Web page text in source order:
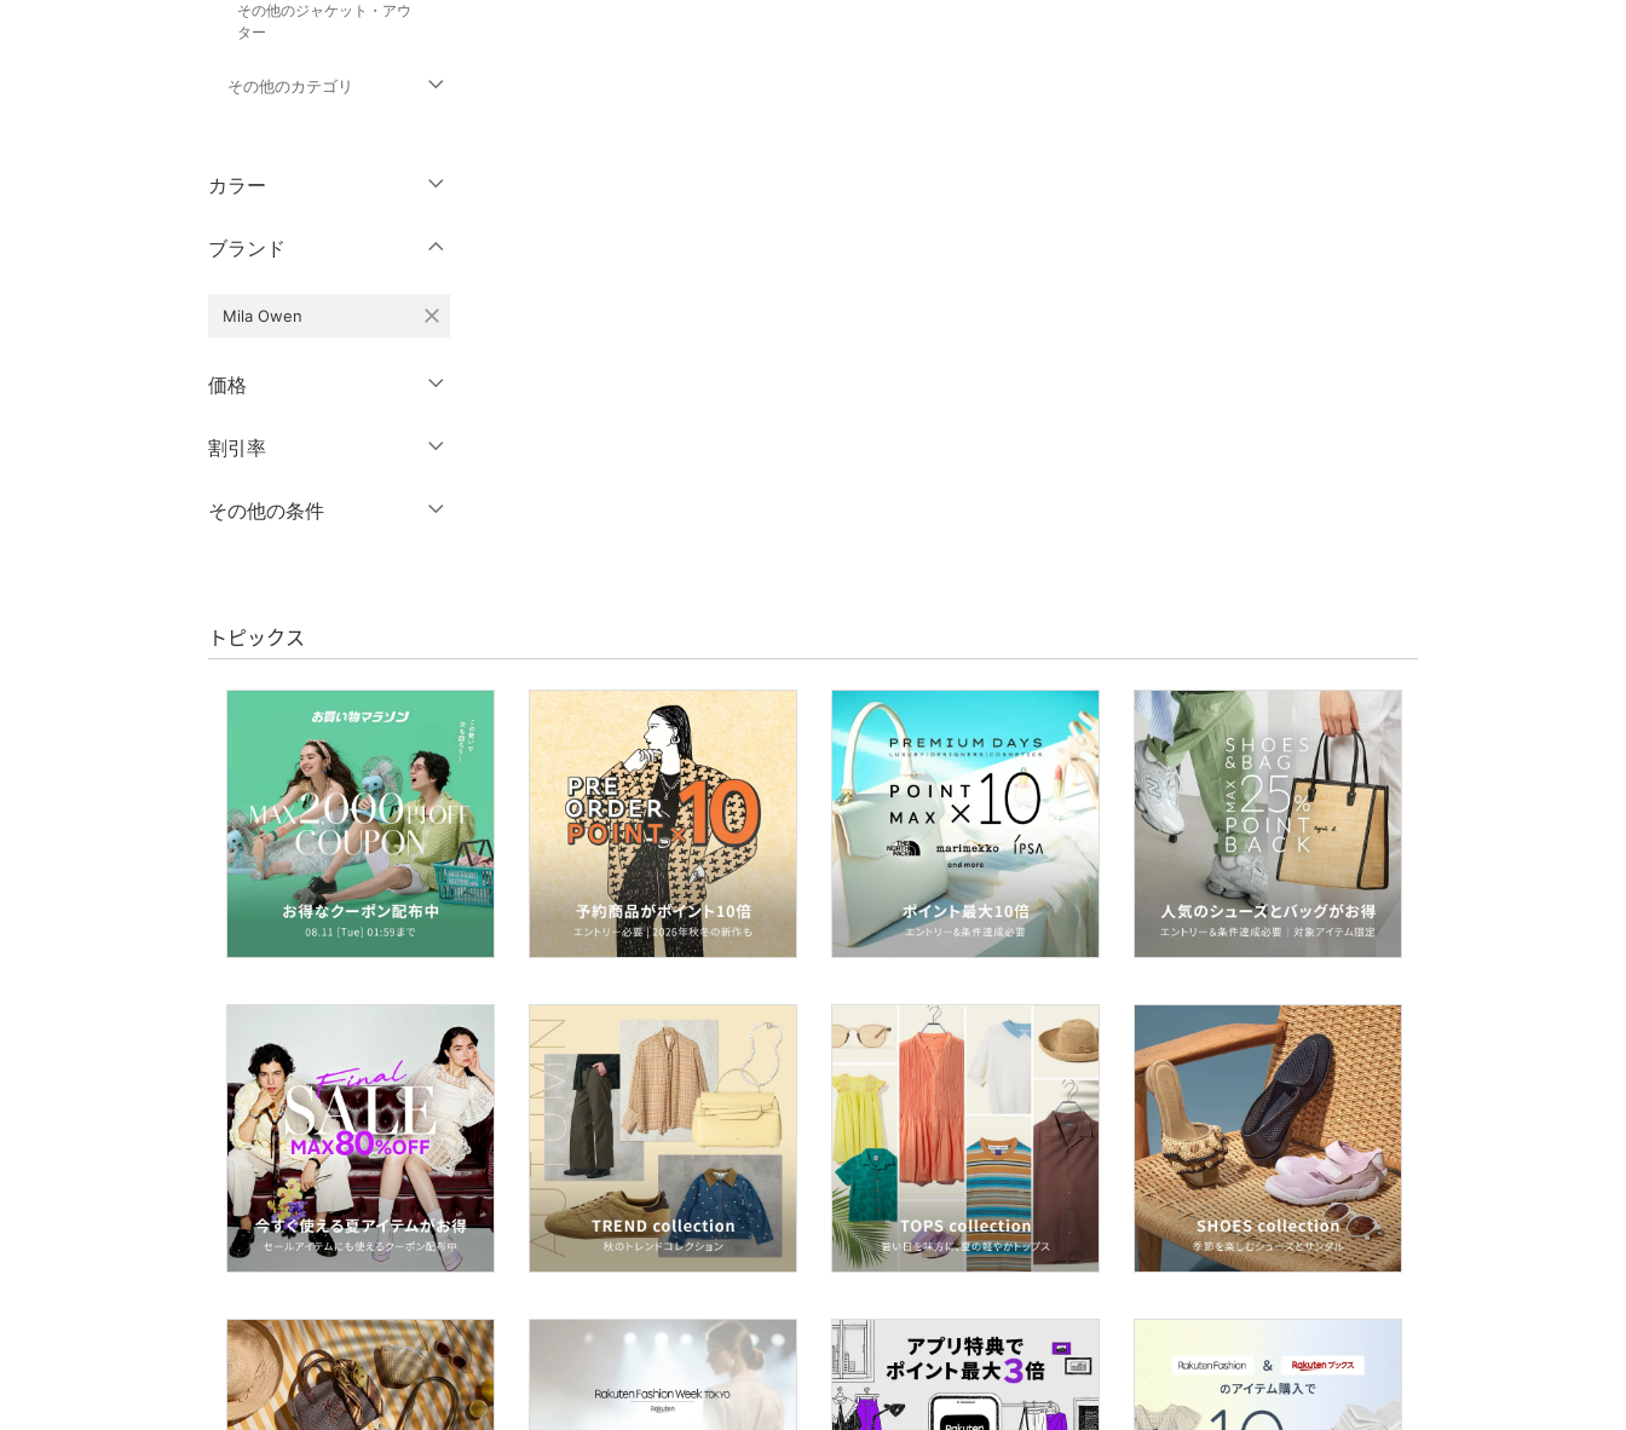
その他のジャケット・アウ
ター
その他のカテゴリ
ワンピース・ドレス
スカート
オールインワン・オーバ
ーオール
バッグ
シューズ・靴
アクセサリー・腕時計
財布・ポーチ・ケース
帽子
ヘアアクセサリー
マタニティウェア・ベビ
スーツ・フォーマル
水着・スイムグッズ
着物・浴衣・和装小物
スキンケア
ベースメイク
メイクアップ
ネイル
カラー
クリア
ブランド
Mila Owen close
価格
絞り込み
割引率
％OFF～ ％OFF
その他の条件
クリア 絞り込み
トピックス